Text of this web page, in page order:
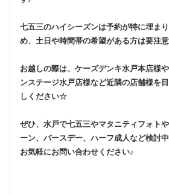
七五三のハイシーズンは予約が特に埋ま
め、土日や時間帯の希望がある方は要注意
お越しの際は、ケーズデンキ水戸本店様
ンステージ水戸店様など近隣の店舗様を
しください☆
ぜひ、水戸で七五三やマタニティフォト
ーン、バースデー、ハーフ成人など検討
お気軽にお問い合わせください♪